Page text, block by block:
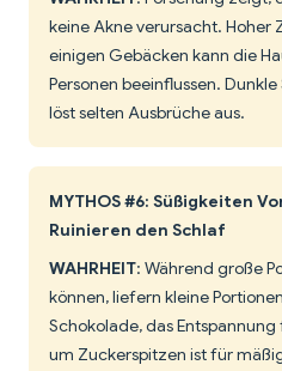
keine Akne verursacht. Hoher
einigen Gebäcken kann die
Personen beeinflussen.
löst selten Ausbrüche aus.
MYTHOS #6: Süßigkeiten
Ruinieren den Schlaf
WAHRHEIT: Während große
können, liefern kleine
Schokolade, das
um Zuckerspitzen ist für